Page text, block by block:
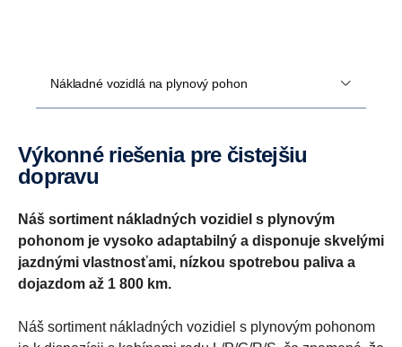
Nákladné vozidlá na plynový pohon
Výkonné riešenia pre čistejšiu
dopravu
Náš sortiment nákladných vozidiel s plynovým
pohonom je vysoko adaptabilný a disponuje skvelými
jazdnými vlastnosťami, nízkou spotrebou paliva a
dojazdom až 1 800 km.
Náš sortiment nákladných vozidiel s plynovým pohonom